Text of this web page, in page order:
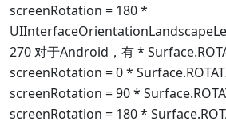
screenRotation = 180 *
270 对于Android，有 *
screenRotation = 0 *
screenRotation = 90 *
screenRotation = 180 *